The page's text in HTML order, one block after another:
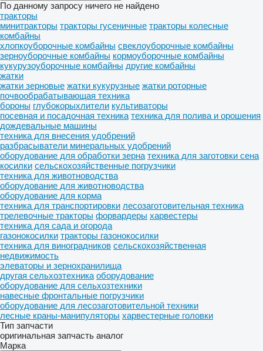
По данному запросу ничего не найдено
тракторы
минитракторы тракторы гусеничные тракторы колесные
комбайны
хлопкоуборочные комбайны свеклоуборочные комбайны
зерноуборочные комбайны кормоуборочные комбайны
кукурузоуборочные комбайны другие комбайны
жатки
жатки зерновые жатки кукурузные жатки роторные
почвообрабатывающая техника
бороны глубокорыхлители культиваторы
посевная и посадочная техника техника для полива и орошения
дождевальные машины
техника для внесения удобрений
разбрасыватели минеральных удобрений
оборудование для обработки зерна техника для заготовки сена
косилки сельскохозяйственные погрузчики
техника для животноводства
оборудование для животноводства
оборудование для корма
техника для транспортировки лесозаготовительная техника
трелевочные тракторы форвардеры харвестеры
техника для сада и огорода
газонокосилки тракторы газонокосилки
техника для виноградников сельскохозяйственная
недвижимость
элеваторы и зернохранилища
другая сельхозтехника оборудование
оборудование для сельхозтехники
навесные фронтальные погрузчики
оборудование для лесозаготовительной техники
лесные краны-манипуляторы харвестерные головки
Тип запчасти
оригинальная запчасть аналог
Марка